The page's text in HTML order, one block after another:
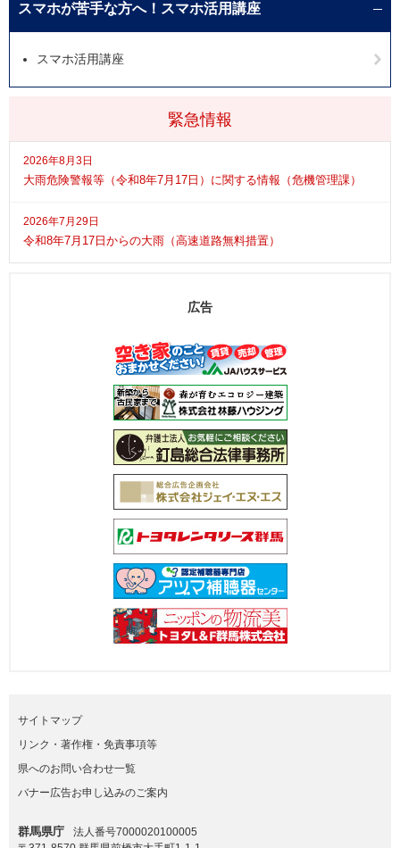
緊急情報
2026年8月3日
大雨危険警報等（令和8年7月17日）に関する情報（危機管理課）
2026年7月29日
令和8年7月17日からの大雨（高速道路無料措置）
スマホが苦手な方へ！スマホ活用講座
スマホ活用講座
広告
サイトマップ
リンク・著作権・免責事項等
県へのお問い合わせ一覧
バナー広告お申し込みのご案内
群馬県庁
法人番号7000020100005